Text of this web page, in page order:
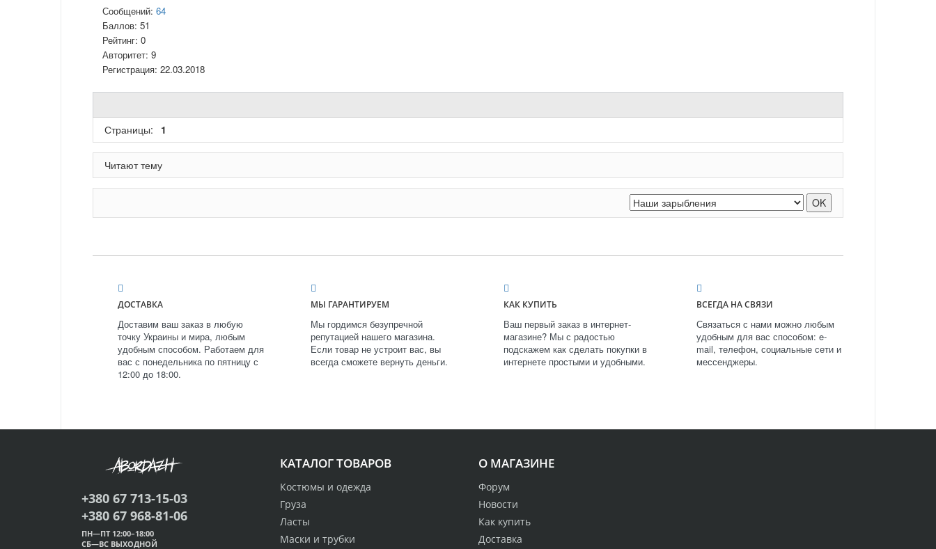
Сообщений: 64
Баллов: 51
Рейтинг: 0
Авторитет: 9
Регистрация: 22.03.2018
Страницы: 1
Читают тему
ДОСТАВКА
Доставим ваш заказ в любую
точку Украины и мира, любым
удобным способом. Работаем для
вас с понедельника по пятницу с
12:00 до 18:00.
МЫ ГАРАНТИРУЕМ
Мы гордимся безупречной
репутацией нашего магазина.
Если товар не устроит вас, вы
всегда сможете вернуть деньги.
КАК КУПИТЬ
Ваш первый заказ в интернет-
магазине? Мы с радостью
подскажем как сделать покупки в
интернете простыми и удобными.
ВСЕГДА НА СВЯЗИ
Связаться с нами можно любым
удобным для вас способом: e-
mail, телефон, социальные сети и
мессенджеры.
О МАГАЗИНЕ
Форум
Новости
Как купить
Доставка
КАТАЛОГ ТОВАРОВ
Костюмы и одежда
Груза
Ласты
Маски и трубки
+380 67 713-15-03
+380 67 968-81-06
ПН—ПТ 12:00–18:00
СБ—ВС ВЫХОДНОЙ